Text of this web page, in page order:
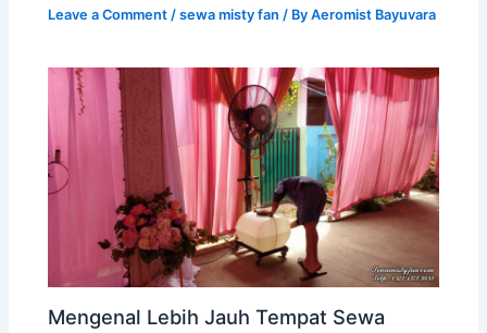
Leave a Comment /sewa misty fan / ByAeromist Bayuvara
Mengenal Lebih Jauh Tempat Sewa